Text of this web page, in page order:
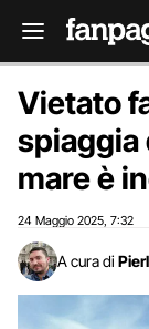
Vietato
spiaggia
mare è
24 Maggio 2025 7:32
A cura di